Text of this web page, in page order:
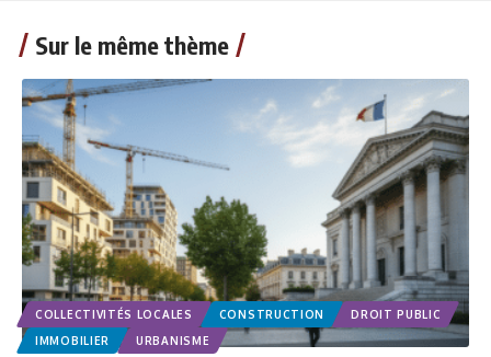
Sur le même thème
COLLECTIVITÉS LOCALES CONSTRUCTION
DROIT PUBLIC
IMMOBILIER
URBANISME